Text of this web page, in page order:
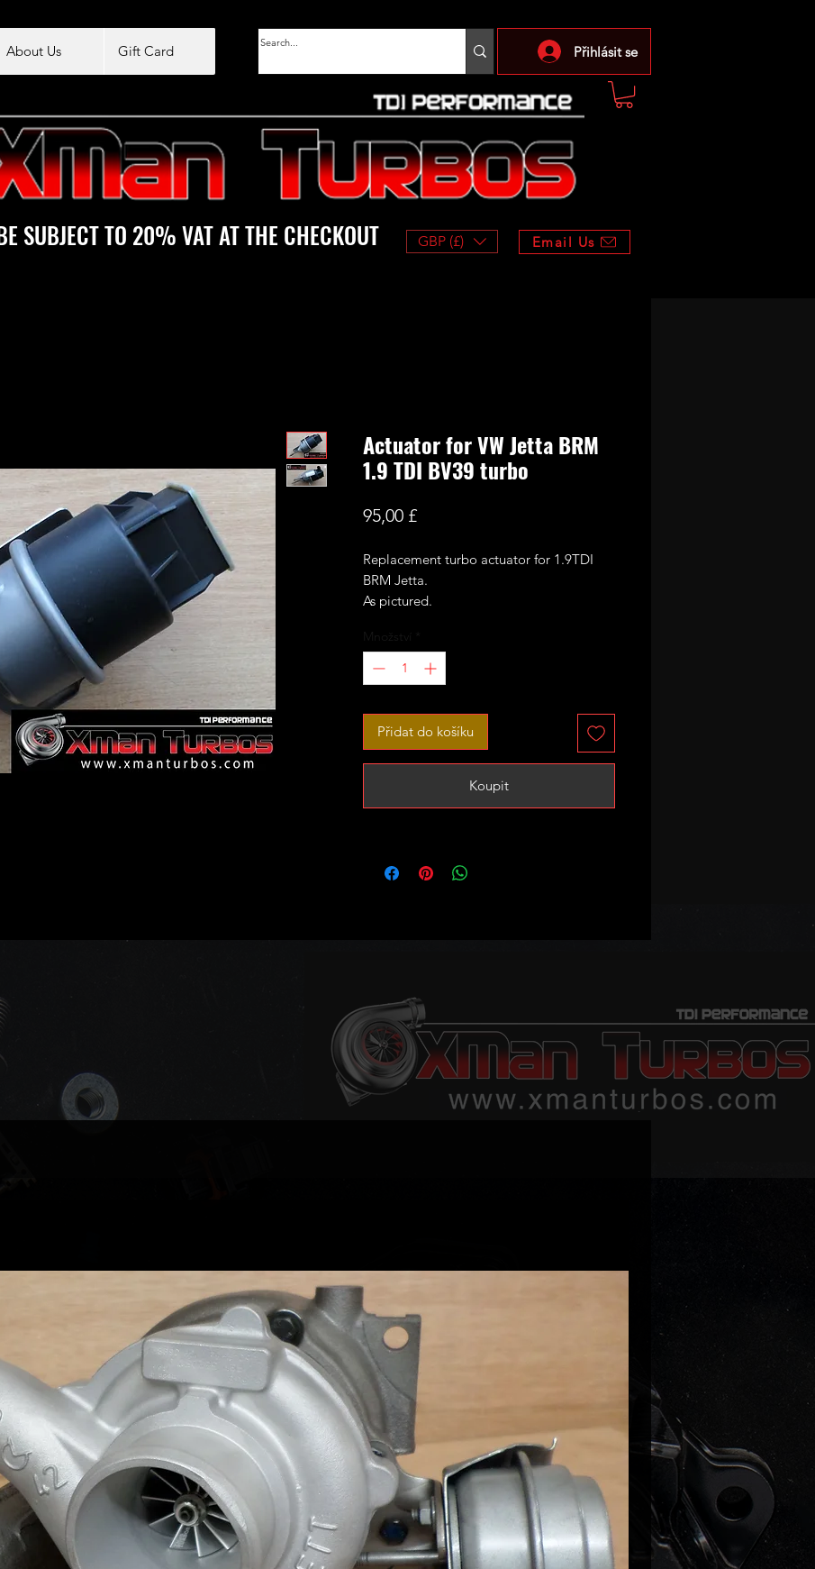
About Us Gift Card Přihlásit se
GBP (£) Email Us
SUBJECT TO 20% VAT AT THE CHECKOUT
Actuator for VW Jetta BRM
1.9 TDI BV39 turbo
95,00 £Cena
Replacement turbo actuator for 1.9TDI
BRM Jetta.
As pictured.
Množství
Přidat do košíku
Koupit